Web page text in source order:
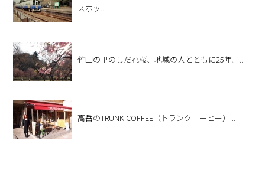
スポッ...
竹田の里のしだれ桜、地域の人とともに25年。...
高岳のTRUNK COFFEE（トランクコーヒー）...